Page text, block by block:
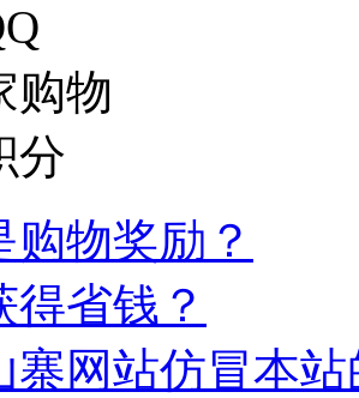
购物
分
购物奖励？
得省钱？
寨网站仿冒本